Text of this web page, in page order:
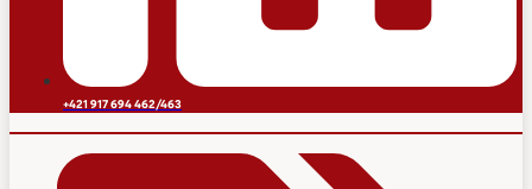
+421 917 694 462/463